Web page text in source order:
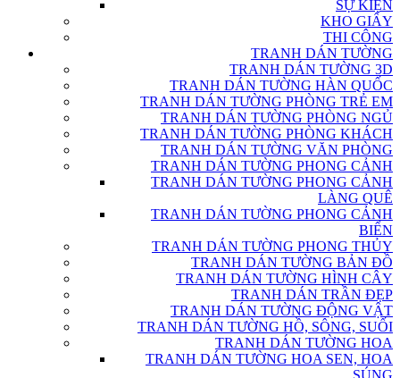
SỰ KIỆN
KHO GIẤY
THI CÔNG
TRANH DÁN TƯỜNG
TRANH DÁN TƯỜNG 3D
TRANH DÁN TƯỜNG HÀN QUỐC
TRANH DÁN TƯỜNG PHÒNG TRẺ EM
TRANH DÁN TƯỜNG PHÒNG NGỦ
TRANH DÁN TƯỜNG PHÒNG KHÁCH
TRANH DÁN TƯỜNG VĂN PHÒNG
TRANH DÁN TƯỜNG PHONG CẢNH
TRANH DÁN TƯỜNG PHONG CẢNH
LÀNG QUÊ
TRANH DÁN TƯỜNG PHONG CẢNH
BIỂN
TRANH DÁN TƯỜNG PHONG THỦY
TRANH DÁN TƯỜNG BẢN ĐỒ
TRANH DÁN TƯỜNG HÌNH CÂY
TRANH DÁN TRẦN ĐẸP
TRANH DÁN TƯỜNG ĐỘNG VẬT
TRANH DÁN TƯỜNG HỒ, SÔNG, SUỐI
TRANH DÁN TƯỜNG HOA
TRANH DÁN TƯỜNG HOA SEN, HOA
SÚNG